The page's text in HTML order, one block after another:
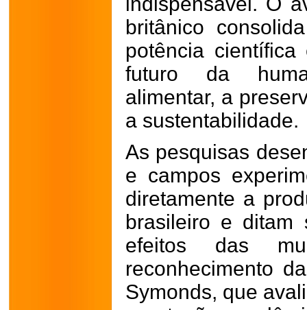
britânico
potência
futuro da
alimentar, a
a sustentabilidade.
As pesquisas
e campos
diretamente a
brasileiro e ditam
efeitos das
reconhecimento
Symonds, que